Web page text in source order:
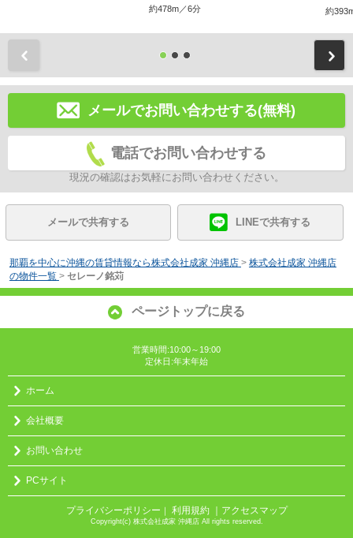
約478m／6分
約
メールでお問い合わせする(無料)
電話でお問い合わせする
現況の確認はお気軽にお問い合わせください。
メールで共有する LINEで共有する
那覇を中心に沖縄の賃貸情報なら株式会社成家 沖縄店 > 株式会社成家 沖縄店
の物件一覧 > セレーノ銘苅
ページトップに戻る
営業時間:10:00～19:00
定休日:年末年始
ホーム
会社概要
お問い合わせ
PCサイト
プライバシーポリシー 利用規約 ｜アクセスマップ
Copyright(c) 株式会社成家 沖縄店 All rights reserved.